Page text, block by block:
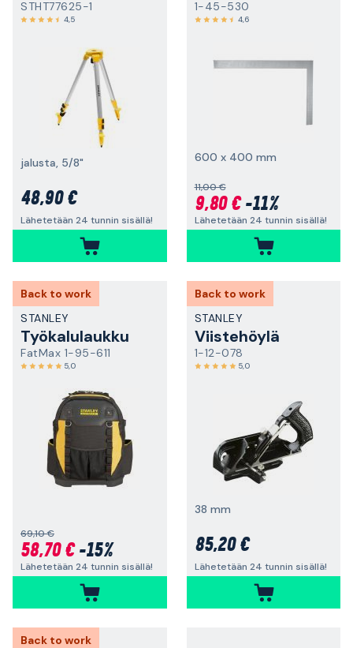
STHT77625-1
4,5
jalusta, 5/8"
48,90 €
Lähetetään 24 tunnin sisällä!
1-45-530
4,6
600 x 400 mm
11,00 €
9,80 €-11%
Lähetetään 24 tunnin sisällä!
Back to work
STANLEY
Työkalulaukku
FatMax 1-95-611
5,0
69,10 €
58,70 €-15%
Lähetetään 24 tunnin sisällä!
Back to work
STANLEY
Viistehöylä
1-12-078
5,0
38 mm
85,20 €
Lähetetään 24 tunnin sisällä!
Back to work